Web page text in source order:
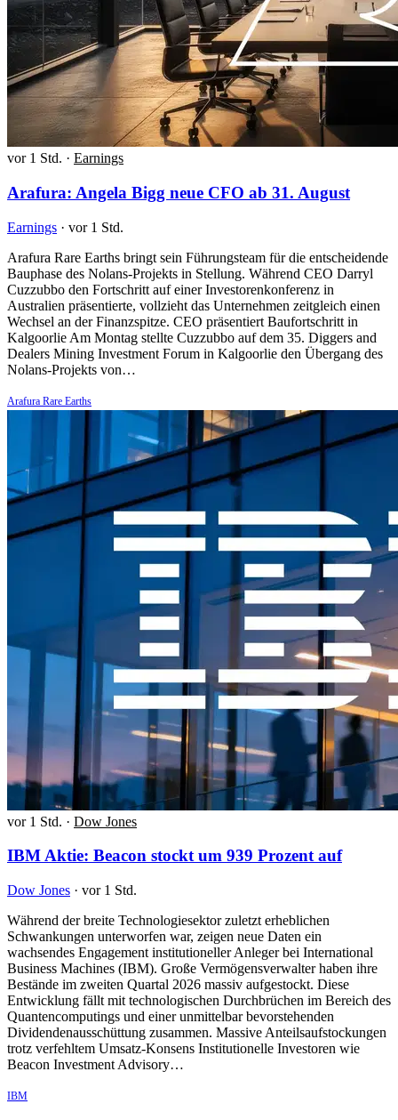
vor 1 Std. · Earnings
Arafura: Angela Bigg neue CFO ab 31. August
Earnings · vor 1 Std.
Arafura Rare Earths bringt sein Führungsteam für die entscheidende
Bauphase des Nolans-Projekts in Stellung. Während CEO Darryl
Cuzzubbo den Fortschritt auf einer Investorenkonferenz in
Australien präsentierte, vollzieht das Unternehmen zeitgleich einen
Wechsel an der Finanzspitze. CEO präsentiert Baufortschritt in
Kalgoorlie Am Montag stellte Cuzzubbo auf dem 35. Diggers and
Dealers Mining Investment Forum in Kalgoorlie den Übergang des
Nolans-Projekts von…
Arafura Rare Earths
vor 1 Std. · Dow Jones
IBM Aktie: Beacon stockt um 939 Prozent auf
Dow Jones · vor 1 Std.
Während der breite Technologiesektor zuletzt erheblichen
Schwankungen unterworfen war, zeigen neue Daten ein
wachsendes Engagement institutioneller Anleger bei International
Business Machines (IBM). Große Vermögensverwalter haben ihre
Bestände im zweiten Quartal 2026 massiv aufgestockt. Diese
Entwicklung fällt mit technologischen Durchbrüchen im Bereich des
Quantencomputings und einer unmittelbar bevorstehenden
Dividendenausschüttung zusammen. Massive Anteilsaufstockungen
trotz verfehltem Umsatz-Konsens Institutionelle Investoren wie
Beacon Investment Advisory…
IBM